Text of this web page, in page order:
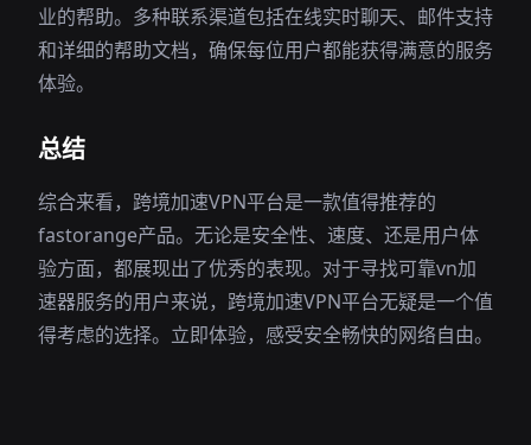
业的帮助。多种联系渠道包括在线实时聊天、邮件支持
和详细的帮助文档，确保每位用户都能获得满意的服务
体验。
总结
综合来看，跨境加速VPN平台是一款值得推荐的
fastorange产品。无论是安全性、速度、还是用户体
验方面，都展现出了优秀的表现。对于寻找可靠vn加
速器服务的用户来说，跨境加速VPN平台无疑是一个值
得考虑的选择。立即体验，感受安全畅快的网络自由。